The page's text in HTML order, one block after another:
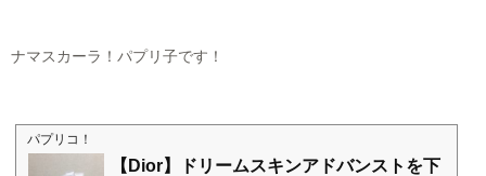
ナマスカーラ！パプリ子です！
パプリコ！
【Dior】ドリームスキンアドバンストを下